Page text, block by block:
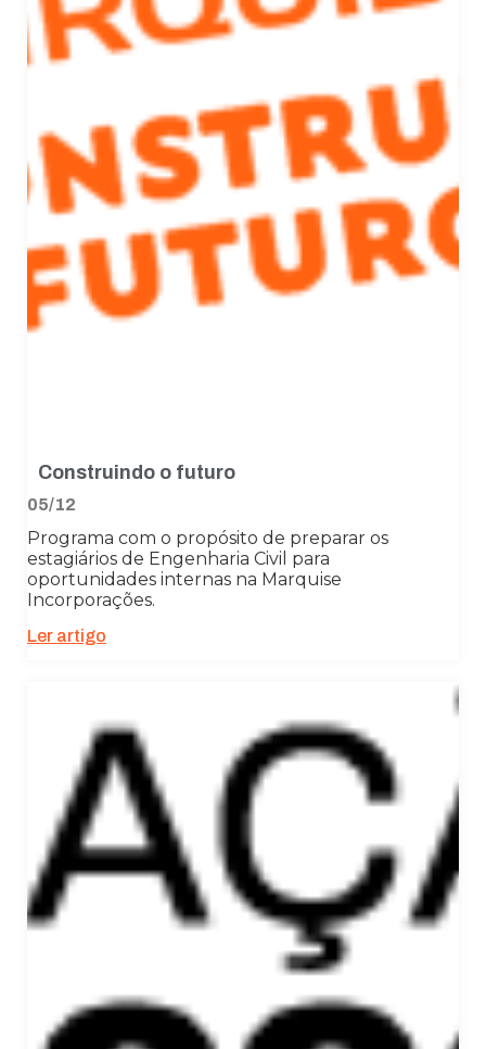
Construindo o futuro
05/12
Programa com o propósito de preparar os
estagiários de Engenharia Civil para
oportunidades internas na Marquise
Incorporações.
Ler artigo